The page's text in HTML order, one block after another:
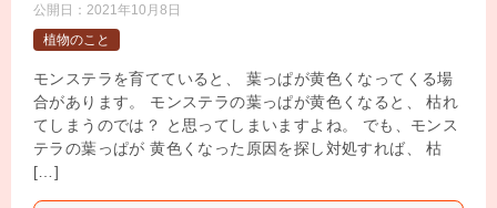
公開日： 2021年10月8日
植物のこと
モンステラを育てていると、 葉っぱが黄色くなってくる場
合があります。 モンステラの葉っぱが黄色くなると、 枯れ
てしまうのでは？ と思ってしまいますよね。 でも、モンス
テラの葉っぱが 黄色くなった原因を探し対処すれば、 枯
[…]